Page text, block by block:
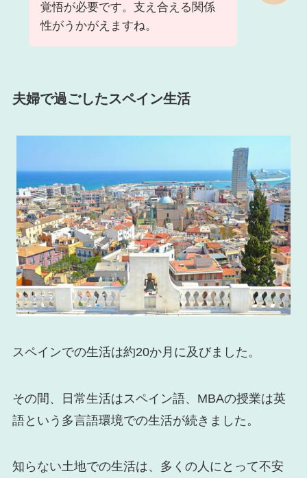
覚悟が必要です。支え合える関係
性がうかがえますね。
夫婦で過ごしたスペイン生活
スペインでの生活は約20か月に及びました。
その間、日常生活はスペイン語、MBAの授業は英
語という多言語環境での生活が続きました。
知らない土地での生活は、多くの人にとって不安